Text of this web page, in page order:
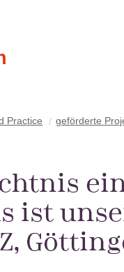
Practice geförderte
ist